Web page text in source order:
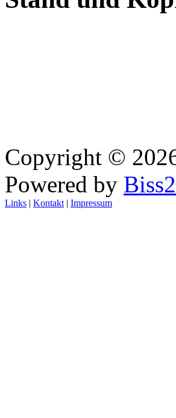
Copyright ©
Powered by
Links | Kontakt | Impressum